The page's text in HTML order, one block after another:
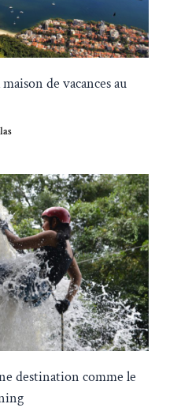
de vacances au
destination comme le